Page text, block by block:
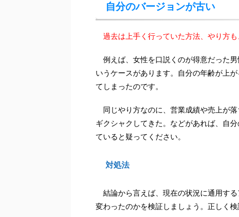
自分のバージョンが古い
過去は上手く行っていた方法、やり方
例えば、女性を口説くのが得意だった
いうケースがあります。自分の年齢が上
てしまったのです。
同じやり方なのに、営業成績や売上が
ギクシャクしてきた。などがあれば、自
ていると疑ってください。
対処法
結論から言えば、現在の状況に通用す
変わったのかを検証しましょう。正しく